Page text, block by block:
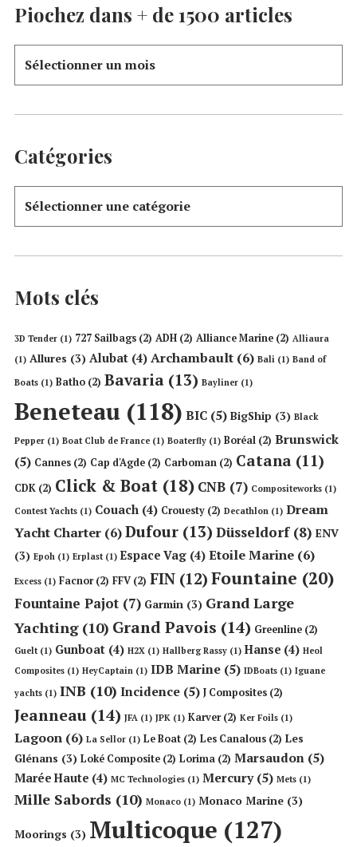
Piochez dans + de 1500 articles
Catégories
Mots clés
3D Tender (1) 727 Sailbags (2) ADH (2) Alliance Marine (2) Alliaura
(1) Allures (3) Alubat (4) Archambault (6) Bali (1) Band of
Boats (1) Batho (2) Bavaria (13) Bayliner (1)
Beneteau (118) BIC (5) BigShip (3) Black
Pepper (1) Boat Club de France (1) Boaterfly (1) Boréal (2) Brunswick
(5) Cannes (2) Cap d'Agde (2) Carboman (2) Catana (11)
CDK (2) Click & Boat (18) CNB (7) Compositeworks (1)
Contest Yachts (1) Couach (4) Crouesty (2) Decathlon (1) Dream
Yacht Charter (6)Dufour (13) Düsseldorf(8) ENV
(3) Epoh (1) Erplast (1) Espace Vag (4) Etoile Marine (6)
Excess (1) Facnor(2) FFV (2) FIN (12) Fountaine (20)
Fountaine Pajot (7) Garmin (3) Grand Large
Yachting(10) Grand Pavois (14) Greenline (2)
Guelt (1) Gunboat (4) H2X (1) Hallberg Rassy (1) Hanse (4) Heol
Composites (1) HeyCaptain (1) IDB Marine (5) IDBoats (1) Iguane
yachts (1) INB (10) Incidence (5) J Composites (2)
Jeanneau (14) JFA (1) JPK (1) Karver(2) Ker Foils (1)
Lagoon (6) La Sellor (1) Le Boat (2) Les Canalous (2) Les
Glénans (3) Loké Composite (2) Lorima (2) Marsaudon (5)
Marée Haute (4) MC Technologies (1) Mercury(5) Mets (1)
Mille Sabords (10) Monaco (1) Monaco Marine (3)
Moorings (3) Multicoque (127)